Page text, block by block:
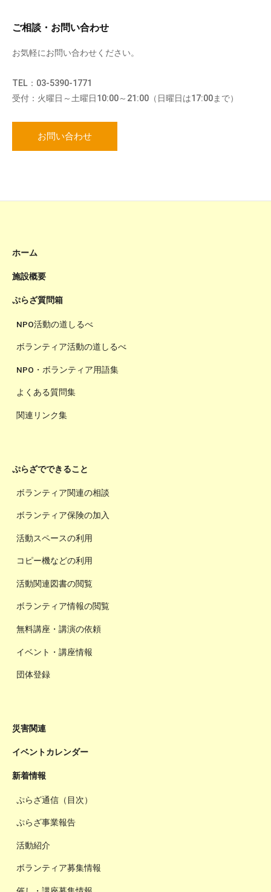
ご相談・お問い合わせ
お気軽にお問い合わせください。
TEL：03-5390-1771
受付：火曜日～土曜日10:00～21:00（日曜日は17:00まで）
お問い合わせ
ホーム
施設概要
ぷらざ質問箱
NPO活動の道しるべ
ボランティア活動の道しるべ
NPO・ボランティア用語集
よくある質問集
関連リンク集
ぷらざでできること
ボランティア関連の相談
ボランティア保険の加入
活動スペースの利用
コピー機などの利用
活動関連図書の閲覧
ボランティア情報の閲覧
無料講座・講演の依頼
イベント・講座情報
団体登録
災害関連
イベントカレンダー
新着情報
ぷらざ通信（目次）
ぷらざ事業報告
活動紹介
ボランティア募集情報